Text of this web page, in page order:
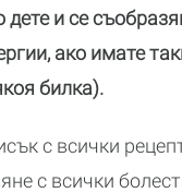
и се
ако имате
билка).
с всички
с всички